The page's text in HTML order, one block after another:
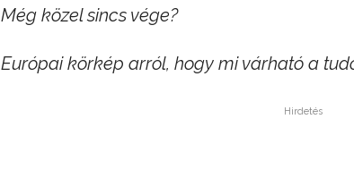
Még közel sincs vége?
Európai körkép arról, hogy mi várható a
Hirdetés